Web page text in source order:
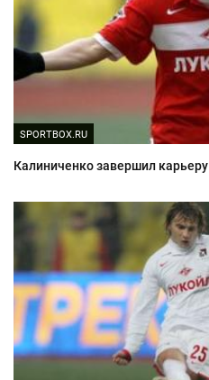
SPORTBOX.RU
Калиниченко завершил карьеру